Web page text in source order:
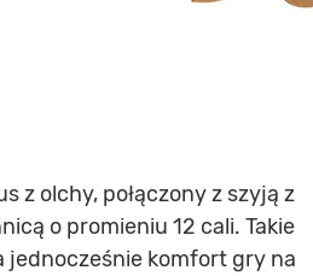
z olchy, połączony z szyją z
o promieniu 12 cali. Takie
jednocześnie komfort gry na